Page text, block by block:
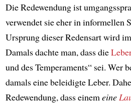
Die Redewendung ist
verwendet sie eher in informellen
Ursprung dieser Redensart wird
Damals dachte man, dass die
und des Temperaments“ sei. Wer
damals eine beleidigte Leber.
Redewendung, dass einem eine